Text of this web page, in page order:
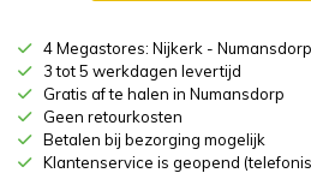
4 Megastores: Nijkerk -
3 tot 5 werkdagen levertijd
Gratis af te halen in Numansdorp
Geen retourkosten
Betalen bij bezorging mogelijk
Klantenservice is geopend